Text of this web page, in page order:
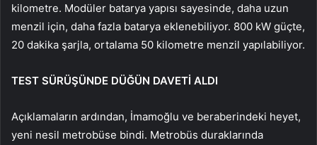
kilometre. Modüler batarya yapısı sayesinde, daha uzun
menzil için, daha fazla batarya eklenebiliyor. 800 kW güçte,
20 dakika şarjla, ortalama 50 kilometre menzil yapılabiliyor.
TEST SÜRÜŞÜNDE DÜĞÜN DAVETİ ALDI
Açıklamaların ardından, İmamoğlu ve beraberindeki heyet,
yeni nesil metrobüse bindi. Metrobüs duraklarında